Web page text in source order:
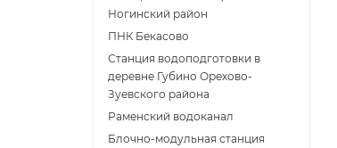
Ногинский район
ПНК Бекасово
Станция водоподготовки в
деревне Губино Орехово-
Зуевского района
Раменский водоканал
Блочно-модульная станция